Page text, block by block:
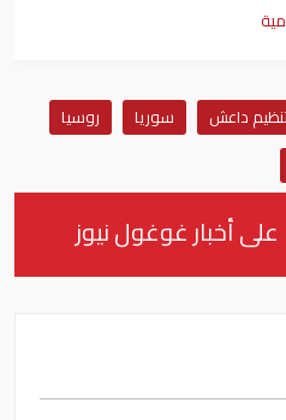
داعش سوريا
روسيا
على أخبار غوغول نيوز